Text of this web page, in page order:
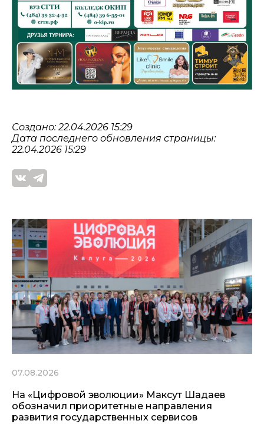
Создано: 22.04.2026 15:29
Дата последнего обновления страницы:
22.04.2026 15:29
07.08.2026
На «Цифровой эволюции» Максут Шадаев
обозначил приоритетные направления
развития государственных сервисов